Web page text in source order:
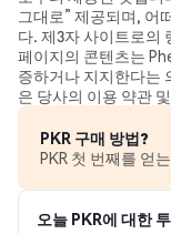
그대로” 제공되며, 어
다. 제3자 사이트로의
페이지의 콘텐츠는
증하거나 지지한다는
은 당사의 이용 약관
PKR 구매 방법?
PKR 첫 번째를 얻
오늘 PKR에 대한